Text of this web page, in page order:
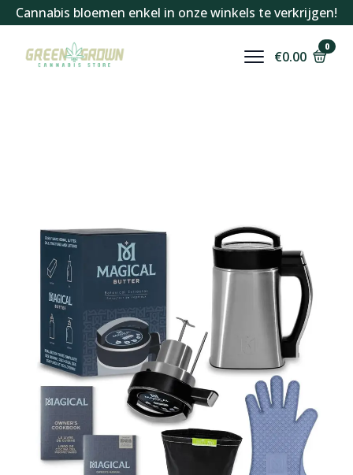
Cannabis bloemen enkel in onze winkels te verkrijgen!
€0.00
0